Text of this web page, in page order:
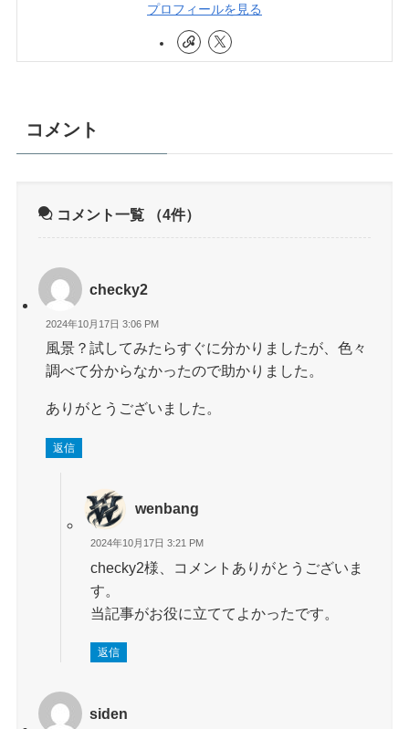
プロフィールを見る
コメント
コメント一覧 （4件）
checky2
2024年10月17日 3:06 PM
風景？試してみたらすぐに分かりましたが、色々
調べて分からなかったので助かりました。
ありがとうございました。
返信
wenbang
2024年10月17日 3:21 PM
checky2様、コメントありがとうございま
す。
当記事がお役に立ててよかったです。
返信
siden